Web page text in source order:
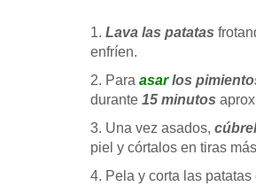
1. Lava las patatas
enfríen.
2. Para asarlos
durante 15 minutos
3. Una vez asados,
piel y córtalos en tiras
4. Pela y corta las patatas